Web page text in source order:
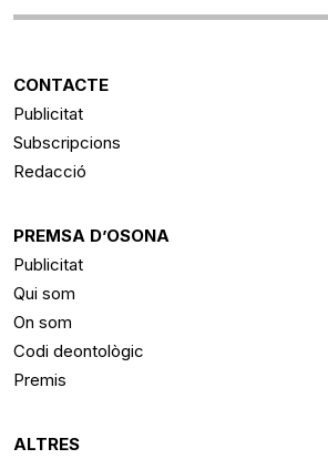
CONTACTE
Publicitat
Subscripcions
Redacció
PREMSA D’OSONA
Publicitat
Qui som
On som
Codi deontològic
Premis
ALTRES